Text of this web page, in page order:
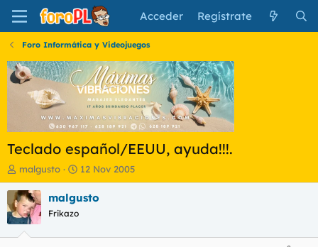
Acceder Regístrate
Foro Informática y Videojuegos
Teclado español/EEUU, ayuda!!!.
I
n
i
c
i
a
malgusto
F
e
c
12 Nov 2005
malgusto
Frikazo